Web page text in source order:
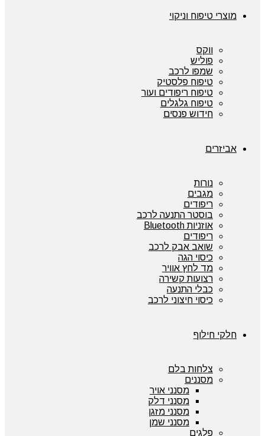
מוצרי טיפוח וניקוי
ווקס
פוליש
שמפו לרכב
טיפוח פלסטיק
טיפוח ריפודים ועור
טיפוח גלגלים
חידוש פנסים
אביזרים
נורות
מגבים
ריפודים
בוסטר התנעה לרכב
אוזניות Bluetooth
ריפודים
שואב אבק לרכב
כיסוי הגה
מד לחץ אוויר
רצועות קשירה
כבלי התנעה
כיסוי חיצוני לרכב
חלקי חילוף
צלחות בלם
מסננים
מסנני אויר
מסנני דלק
מסנני מזגן
מסנני שמן
פלגים